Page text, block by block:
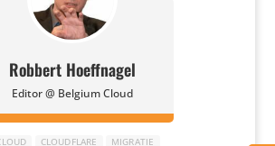
Robbert Hoeffnagel
Editor @ Belgium Cloud
CLOUDFLARE MIGRATIE